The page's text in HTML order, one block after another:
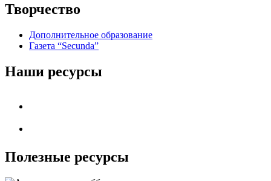
Творчество
Дополнительное образование
Газета “Secunda”
Наши ресурсы
Полезные ресурсы